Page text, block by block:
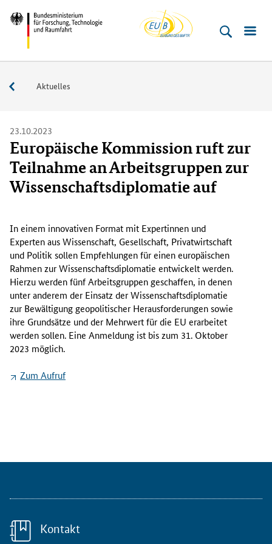
Direkt
zum
Inhalt
(Eingabetaste)
Direkt
zum
Hauptmenu
(Eingabetaste)
Direkt
zur
Suche
(Eingabetaste)
Direkt
zur
Fußleiste
(Enter)
Bundesministerium
Technologie
Buero
Service
Aktuelles
23.10.2023
Europäische Kommission ruft zur
Teilnahme an Arbeitsgruppen zur
Wissenschaftsdiplomatie auf
n
e
i
n
e
m
i
n
n
o
o
t
m
In einem innovativen Format mit Expertinnen und
Experten aus Wissenschaft, Gesellschaft, Privatwirtschaft
und Politik sollen Empfehlungen für einen europäischen
Rahmen zur Wissenschaftsdiplomatie entwickelt werden.
Hierzu werden fünf Arbeitsgruppen geschaffen, in denen
unter anderem der Einsatz der Wissenschaftsdiplomatie
zur Bewältigung geopolitischer Herausforderungen sowie
ihre Grundsätze und der Mehrwert für die EU erarbeitet
werden sollen. Eine Anmeldung ist bis zum 31. Oktober
2023 möglich.
Zum Aufruf
Kontakt